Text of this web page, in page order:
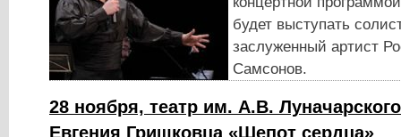
будет выступать
заслуженный артист
Самсонов.
28 ноября, театр им. А.В.
Евгения Гришковца «Шепот сердца»